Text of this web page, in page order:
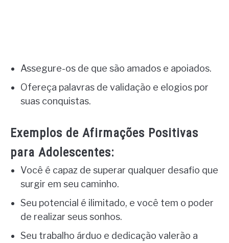
Assegure-os de que são amados e apoiados.
Ofereça palavras de validação e elogios por
suas conquistas.
Exemplos de Afirmações Positivas
para Adolescentes:
Você é capaz de superar qualquer desafio que
surgir em seu caminho.
Seu potencial é ilimitado, e você tem o poder
de realizar seus sonhos.
Seu trabalho árduo e dedicação valerão a